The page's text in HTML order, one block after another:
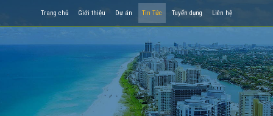
Trang chủ Giới thiệu Dự án Tin Tức Tuyển dụng Liên hệ